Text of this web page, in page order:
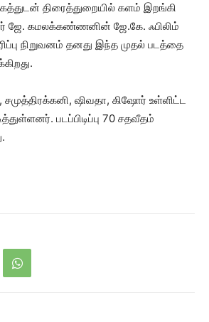
திரைத்துறையில் களம் இறங்கி
ஜே. கமலக்கண்ணனின் ஜே.கே. ஃபிலிம்
நிறுவனம் தனது இந்த முதல் படத்தை
ஷிவதா, கிஷோர் உள்ளிட்ட
படப்பிடிப்பு 70 சதவீதம்